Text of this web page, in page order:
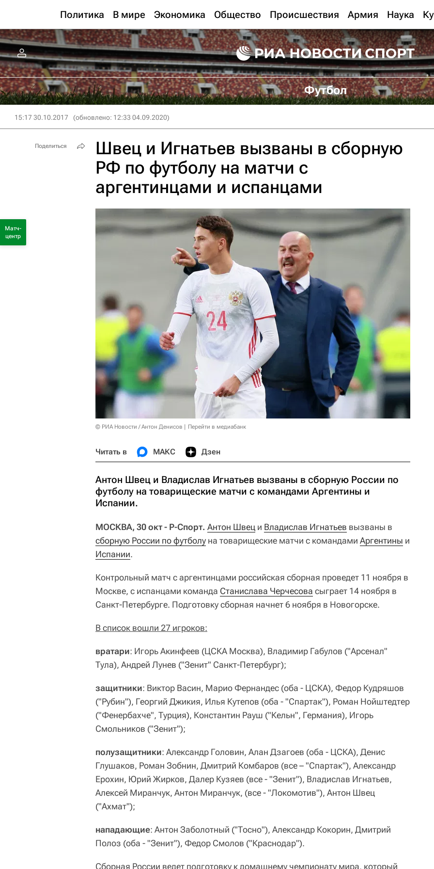
Политика В мире Экономика Общество Происшествия Армия Наука
Футбол
15:17 30.10.2017 (обновлено: 12:33 04.09.2020)
Швец и Игнатьев вызваны в сборную
РФ по футболу на матчи с
аргентинцами и испанцами
© РИА Новости / Антон Денисов Перейти в медиабанк
Читать в МАКС Дзен
Антон Швец и Владислав Игнатьев вызваны в сборную России по
футболу на товарищеские матчи с командами Аргентины и
Испании.
МОСКВА, 30 окт - Р-Спорт. Антон Швец и Владислав Игнатьев вызваны в
сборную России по футболу на товарищеские матчи с командами Аргентины и
Испании.
Контрольный матч с аргентинцами российская сборная проведет 11 ноября в
Москве, с испанцами команда Станислава Черчесова сыграет 14 ноября в
Санкт-Петербурге. Подготовку сборная начнет 6 ноября в Новогорске.
В список вошли 27 игроков:
вратари: Игорь Акинфеев (ЦСКА Москва), Владимир Габулов ("Арсенал"
Тула), Андрей Лунев ("Зенит" Санкт-Петербург);
защитники: Виктор Васин, Марио Фернандес (оба - ЦСКА), Федор Кудряшов
("Рубин"), Георгий Джикия, Илья Кутепов (оба - "Спартак"), Роман Нойштедтер
("Фенербахче", Турция), Константин Рауш ("Кельн", Германия), Игорь
Смольников ("Зенит");
полузащитники: Александр Головин, Алан Дзагоев (оба - ЦСКА), Денис
Глушаков, Роман Зобнин, Дмитрий Комбаров (все – "Спартак"), Александр
Ерохин, Юрий Жирков, Далер Кузяев (все - "Зенит"), Владислав Игнатьев,
Алексей Миранчук, Антон Миранчук, (все - "Локомотив"), Антон Швец
("Ахмат");
нападающие: Антон Заболотный ("Тосно"), Александр Кокорин, Дмитрий
Полоз (оба - "Зенит"), Федор Смолов ("Краснодар").
Сборная России ведет подготовку к домашнему чемпионату мира, который
Поделиться
Матч-
центр